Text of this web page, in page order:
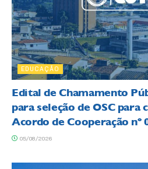
EDUCAÇÃO
Edital de Chamamento
para seleção de OSC para
Acordo de Cooperação nº
05/08/2026